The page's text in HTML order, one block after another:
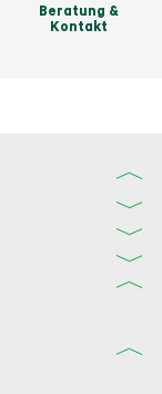
Beratung &
Kontakt